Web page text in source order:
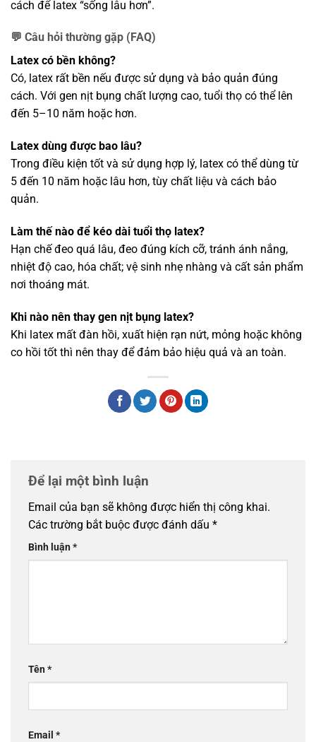
cách để latex “sống lâu hơn”.
💬 Câu hỏi thường gặp (FAQ)
Latex có bền không?
Có, latex rất bền nếu được sử dụng và bảo quản đúng
cách. Với gen nịt bụng chất lượng cao, tuổi thọ có thể lên
đến 5–10 năm hoặc hơn.
Latex dùng được bao lâu?
Trong điều kiện tốt và sử dụng hợp lý, latex có thể dùng từ
5 đến 10 năm hoặc lâu hơn, tùy chất liệu và cách bảo
quản.
Làm thế nào để kéo dài tuổi thọ latex?
Hạn chế đeo quá lâu, đeo đúng kích cỡ, tránh ánh nắng,
nhiệt độ cao, hóa chất; vệ sinh nhẹ nhàng và cất sản phẩm
nơi thoáng mát.
Khi nào nên thay gen nịt bụng latex?
Khi latex mất đàn hồi, xuất hiện rạn nứt, mỏng hoặc không
co hồi tốt thì nên thay để đảm bảo hiệu quả và an toàn.
Để lại một bình luận
Email của bạn sẽ không được hiển thị công khai.
Các trường bắt buộc được đánh dấu *
Bình luận*
Tên*
Email *